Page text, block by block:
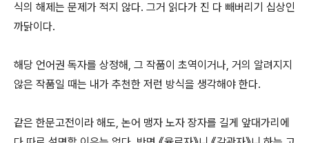
식의 해제는 문제가 적지 않다. 그거 읽다가 진 다 빼버리기 십상인
까닭이다.
해당 언어권 독자를 상정해, 그 작품이 초역이거나, 거의 알려지지
않은 작품일 때는 내가 추천한 저런 방식을 생각해야 한다.
같은 한문고전이라 해도, 논어 맹자 노자 장자를 길게 앞대가리에